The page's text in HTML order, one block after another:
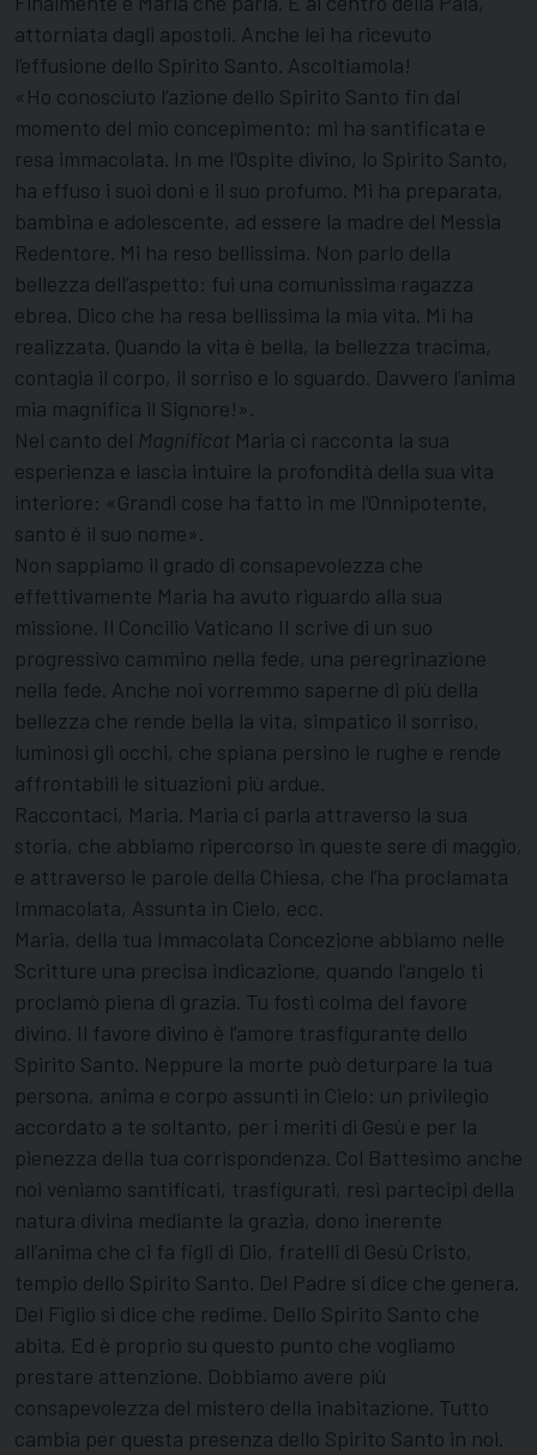
attorniata dagli apostoli. Anche lei ha ricevuto
l’effusione dello Spirito Santo. Ascoltiamola!
«Ho conosciuto l’azione dello Spirito Santo fin dal
momento del mio concepimento: mi ha santificata e
resa immacolata. In me l’Ospite divino, lo Spirito Santo,
ha effuso i suoi doni e il suo profumo. Mi ha preparata,
bambina e adolescente, ad essere la madre del Messia
Redentore. Mi ha reso bellissima. Non parlo della
bellezza dell’aspetto: fui una comunissima ragazza
ebrea. Dico che ha resa bellissima la mia vita. Mi ha
realizzata. Quando la vita è bella, la bellezza tracima,
contagia il corpo, il sorriso e lo sguardo. Davvero l’anima
mia magnifica il Signore!».
Nel canto del Magnificat Maria ci racconta la sua
esperienza e lascia intuire la profondità della sua vita
interiore: «Grandi cose ha fatto in me l’Onnipotente,
santo è il suo nome».
Non sappiamo il grado di consapevolezza che
effettivamente Maria ha avuto riguardo alla sua
missione. Il Concilio Vaticano II scrive di un suo
progressivo cammino nella fede, una peregrinazione
nella fede. Anche noi vorremmo saperne di più della
bellezza che rende bella la vita, simpatico il sorriso,
luminosi gli occhi, che spiana persino le rughe e rende
affrontabili le situazioni più ardue.
Raccontaci, Maria. Maria ci parla attraverso la sua
storia, che abbiamo ripercorso in queste sere di maggio,
e attraverso le parole della Chiesa, che l’ha proclamata
Immacolata, Assunta in Cielo, ecc.
Maria, della tua Immacolata Concezione abbiamo nelle
Scritture una precisa indicazione, quando l’angelo ti
proclamò piena di grazia. Tu fosti colma del favore
divino. Il favore divino è l’amore trasfigurante dello
Spirito Santo. Neppure la morte può deturpare la tua
persona, anima e corpo assunti in Cielo: un privilegio
accordato a te soltanto, per i meriti di Gesù e per la
pienezza della tua corrispondenza. Col Battesimo anche
noi veniamo santificati, trasfigurati, resi partecipi della
natura divina mediante la grazia, dono inerente
all’anima che ci fa figli di Dio, fratelli di Gesù Cristo,
tempio dello Spirito Santo. Del Padre si dice che genera.
Del Figlio si dice che redime. Dello Spirito Santo che
abita. Ed è proprio su questo punto che vogliamo
prestare attenzione. Dobbiamo avere più
consapevolezza del mistero della inabitazione. Tutto
cambia per questa presenza dello Spirito Santo in noi.